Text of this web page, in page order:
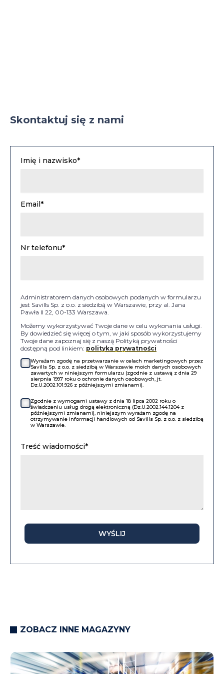
Skontaktuj się z nami
Imię i nazwisko*
Email*
Nr telefonu*
Administratorem danych osobowych podanych w formularzu
jest Savills Sp. z o.o. z siedzibą w Warszawie, przy al. Jana
Pawła II 22, 00-133 Warszawa.
Możemy wykorzystywać Twoje dane w celu wykonania usługi.
By dowiedzieć się więcej o tym, w jaki sposób wykorzystujemy
Twoje dane zapoznaj się z naszą Polityką prywatności
dostępną pod linkiem: polityka prywatności
Wyrażam zgodę na przetwarzanie w celach marketingowych przez
Savills Sp. z o.o. z siedzibą w Warszawie moich danych osobowych
zawartych w niniejszym formularzu (zgodnie z ustawą z dnia 29
sierpnia 1997 roku o ochronie danych osobowych, jt.
Dz.U.2002.101.926 z późniejszymi zmianami).
Zgodnie z wymogami ustawy z dnia 18 lipca 2002 roku o
świadczeniu usług drogą elektroniczną (Dz.U.2002.144.1204 z
późniejszymi zmianami), niniejszym wyrażam zgodę na
otrzymywanie informacji handlowych od Savills Sp. z o.o. z siedzibą
w Warszawie.
Treść wiadomości*
WYŚLIJ
ZOBACZ INNE MAGAZYNY